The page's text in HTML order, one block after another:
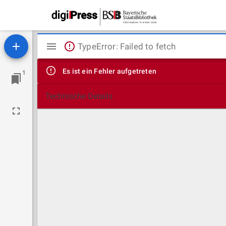
1
Mirador
Viewer
TypeError: Failed to fetch
Es ist ein Fehler aufgetreten
Technische Details